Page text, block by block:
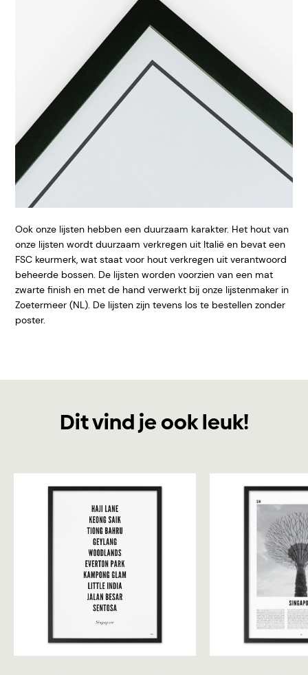
Ook onze lijsten hebben een duurzaam karakter. Het hout van
onze lijsten wordt duurzaam verkregen uit Italië en bevat een
FSC keurmerk, wat staat voor hout verkregen uit verantwoord
beheerde bossen. De lijsten worden voorzien van een mat
zwarte finish en met de hand verwerkt bij onze lijstenmaker in
Zoetermeer (NL). De lijsten zijn tevens los te bestellen zonder
poster.
Dit vind je ook leuk!